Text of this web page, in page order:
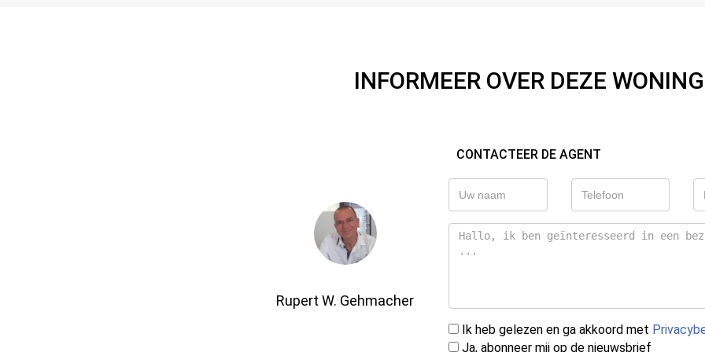
INFORMEER OVER DEZE WONING
CONTACTEER DE AGENT
Rupert W. Gehmacher
Ik heb gelezen en ga akkoord met
Ja, abonneer mij op de nieuwsbrief